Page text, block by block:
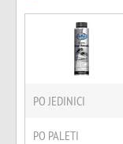
PO JEDINICI
PO PALETI